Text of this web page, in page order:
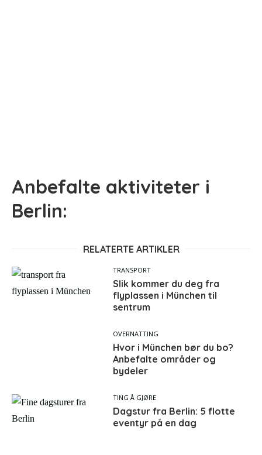
Anbefalte aktiviteter i
Berlin:
RELATERTE ARTIKLER
TRANSPORT
Slik kommer du deg fra
flyplassen i München til
sentrum
OVERNATTING
Hvor i München bør du bo?
Anbefalte områder og
bydeler
TING Å GJØRE
Dagstur fra Berlin: 5 flotte
eventyr på en dag